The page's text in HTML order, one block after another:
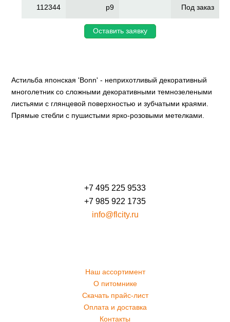
112344 p9 Под заказ
Оставить заявку
Астильба японская 'Bonn' - неприхотливый декоративный
многолетник со сложными декоративными темнозелеными
листьями с глянцевой поверхностью и зубчатыми краями.
Прямые стебли с пушистыми ярко-розовыми метелками.
+7 495 225 9533
+7 985 922 1735
info@flcity.ru
Наш ассортимент
О питомнике
Скачать прайс-лист
Оплата и доставка
Контакты